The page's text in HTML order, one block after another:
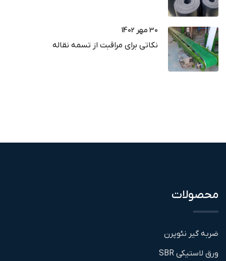
30 مهر 1402
نکاتی برای مراقبت از تسمه نقاله
محصولات
ضربه گیر نئوپرن
ورق لاستیکی SBR